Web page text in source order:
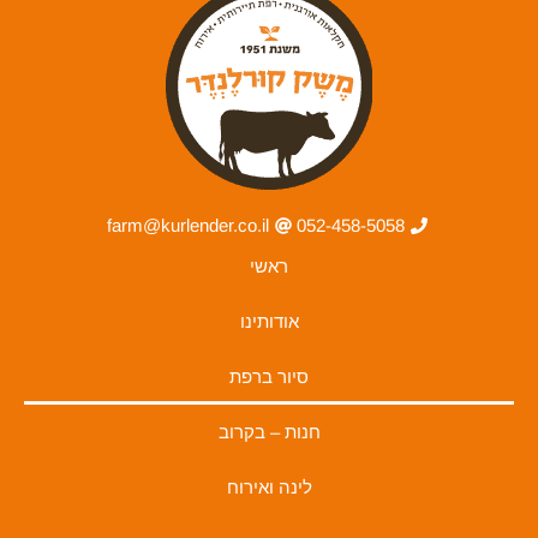
052-458-5058
farm@kurlender.co.il
ראשי
אודותינו
סיור ברפת
חנות – בקרוב
לינה ואירוח